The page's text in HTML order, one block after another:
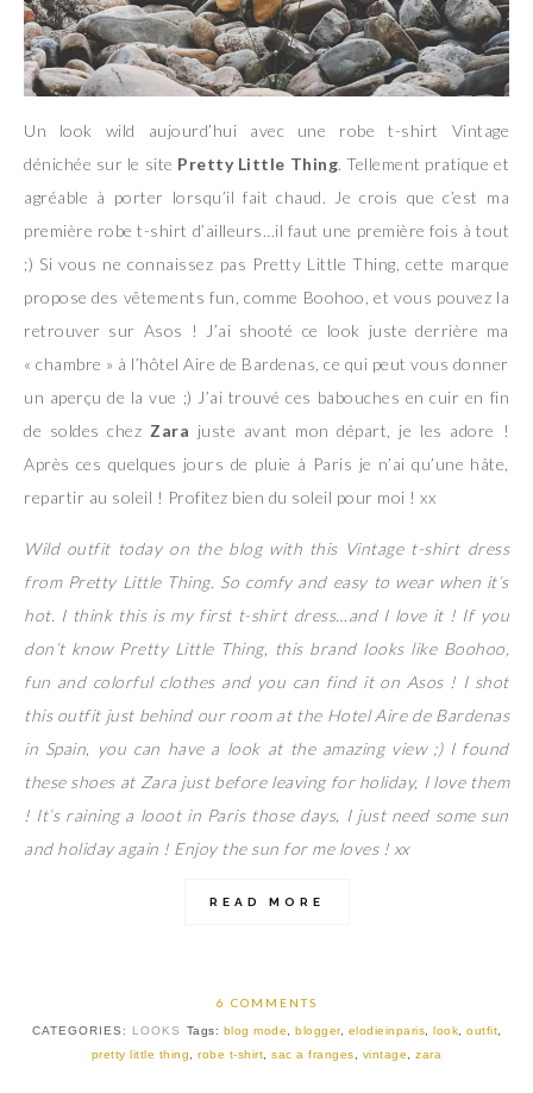
Un look wild aujourd’hui avec une robe t-shirt Vintage
dénichée sur le site Pretty Little Thing. Tellement pratique et
agréable à porter lorsqu’il fait chaud. Je crois que c’est ma
première robe t-shirt d’ailleurs…il faut une première fois à tout
;) Si vous ne connaissez pas Pretty Little Thing, cette marque
propose des vêtements fun, comme Boohoo, et vous pouvez la
retrouver sur Asos ! J’ai shooté ce look juste derrière ma
« chambre » à l’hôtel Aire de Bardenas, ce qui peut vous donner
un aperçu de la vue ;) J’ai trouvé ces babouches en cuir en fin
de soldes chez Zara juste avant mon départ, je les adore !
Après ces quelques jours de pluie à Paris je n’ai qu’une hâte,
repartir au soleil ! Profitez bien du soleil pour moi ! xx
Wild outfit today on the blog with this Vintage t-shirt dress
from Pretty Little Thing. So comfy and easy to wear when it’s
hot. I think this is my first t-shirt dress…and I love it ! If you
don’t know Pretty Little Thing, this brand looks like Boohoo,
fun and colorful clothes and you can find it on Asos ! I shot
this outfit just behind our room at the Hotel Aire de Bardenas
in Spain, you can have a look at the amazing view ;) I found
these shoes at Zara just before leaving for holiday, I love them
! It’s raining a looot in Paris those days, I just need some sun
and holiday again ! Enjoy the sun for me loves ! xx
READ MORE
6 COMMENTS
CATEGORIES: LOOKS Tags: blog mode blogger, elodieinparis look outfit
pretty little thing
,robe t-shirt ,sac a franges vintage ,zara